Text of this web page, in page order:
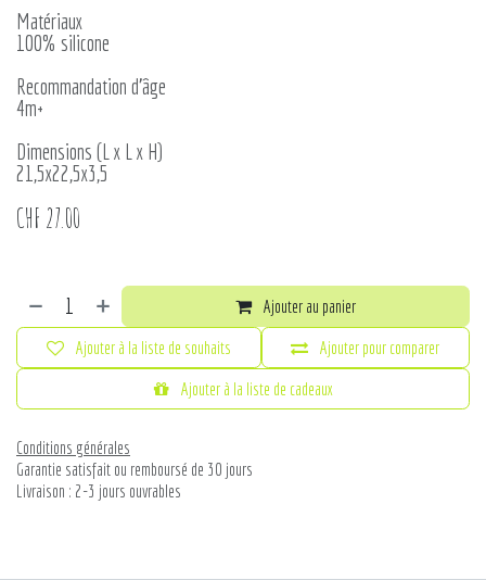
Matériaux
100% silicone
Recommandation d'âge
4m+
Dimensions (L x L x H)
21,5x22,5x3,5
CHF 27.00
Ajouter au panier
Ajouter pour comparer
Ajouter à la liste de cadeaux
Ajouter à la liste de souhaits
Conditions générales
Garantie satisfait ou remboursé de 30 jours
Livraison : 2-3 jours ouvrables